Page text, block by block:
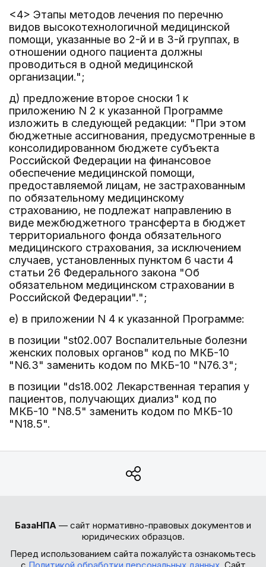
<4> Этапы методов лечения по перечню
видов высокотехнологичной медицинской
помощи, указанные во 2-й и в 3-й группах, в
отношении одного пациента должны
проводиться в одной медицинской
организации.";
д) предложение второе сноски 1 к
приложению N 2 к указанной Программе
изложить в следующей редакции: "При этом
бюджетные ассигнования, предусмотренные в
консолидированном бюджете субъекта
Российской Федерации на финансовое
обеспечение медицинской помощи,
предоставляемой лицам, не застрахованным
по обязательному медицинскому
страхованию, не подлежат направлению в
виде межбюджетного трансферта в бюджет
территориального фонда обязательного
медицинского страхования, за исключением
случаев, установленных пунктом 6 части 4
статьи 26 Федерального закона "Об
обязательном медицинском страховании в
Российской Федерации".";
е) в приложении N 4 к указанной Программе:
в позиции "st02.007 Воспалительные болезни
женских половых органов" код по МКБ-10
"N6.3" заменить кодом по МКБ-10 "N76.3";
в позиции "ds18.002 Лекарственная терапия у
пациентов, получающих диализ" код по
МКБ-10 "N8.5" заменить кодом по МКБ-10
"N18.5".
БазаНПА — сайт нормативно-правовых документов и
юридических образцов.
Перед использованием сайта пожалуйста ознакомьтесь